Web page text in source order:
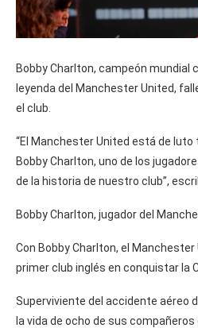
Bobby Charlton, campeón mundial
leyenda del Manchester United,
el club.
“El Manchester United está de
Bobby Charlton, uno de los
de la historia de nuestro club”,
Bobby Charlton, jugador del
Con Bobby Charlton, el
primer club inglés en conquistar la
Superviviente del accidente aéreo
la vida de ocho de sus